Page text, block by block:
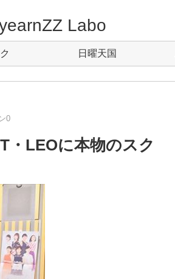
Labo
日曜天国
0
LEOに本物のスク